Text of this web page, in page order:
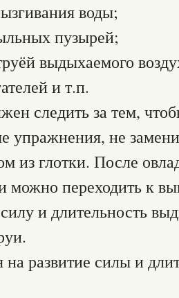
воды;
пузырей;
выдыхаемого
и т.п.
следить за тем,
упражнения, не
из глотки. После
можно переходить к
и длительность
развитие силы и